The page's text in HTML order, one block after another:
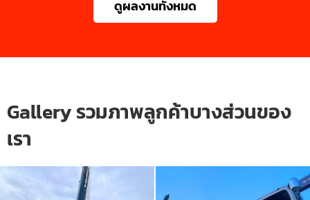
ดูผลงานทั้งหมด
Gallery รวมภาพลูกค้าบางส่วนของ
เรา